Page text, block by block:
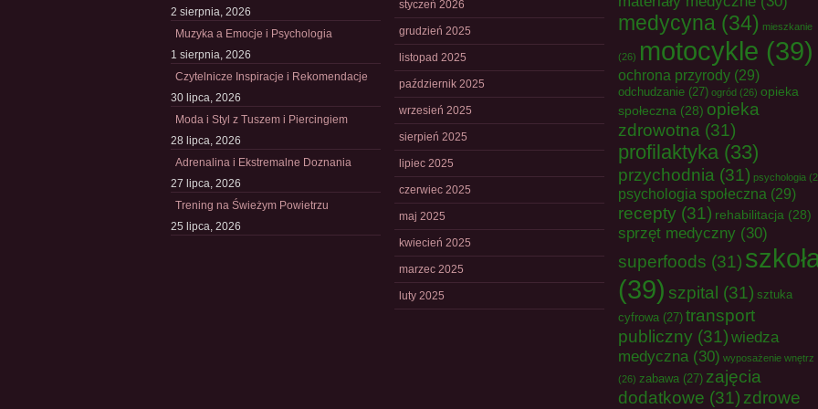
2 sierpnia, 2026
Muzyka a Emocje i Psychologia
1 sierpnia, 2026
Czytelnicze Inspiracje i Rekomendacje
30 lipca, 2026
Moda i Styl z Tuszem i Piercingiem
28 lipca, 2026
Adrenalina i Ekstremalne Doznania
27 lipca, 2026
Trening na Świeżym Powietrzu
25 lipca, 2026
styczeń 2026
grudzień 2025
listopad 2025
październik 2025
wrzesień 2025
sierpień 2025
lipiec 2025
czerwiec 2025
maj 2025
kwiecień 2025
marzec 2025
luty 2025
medycyna (34) mieszkanie
(26) motocykle (39)
ochrona przyrody (29)
odchudzanie (27) ogród (26) opieka
społeczna (28) opieka
zdrowotna (31)
profilaktyka (33)
przychodnia (31) psychologia
psychologia społeczna (29)
recepty (31) rehabilitacja (28)
sprzęt medyczny (30)
superfoods (31)
(39) szpital (31) sztuka
cyfrowa (27) transport
publiczny (31) wiedza
medyczna(30) wyposażenie wnętrz
(26) zabawa (27) zajęcia
dodatkowe (31) zdrowe